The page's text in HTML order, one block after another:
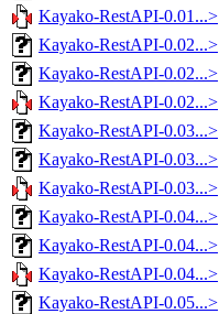
Kayako-RestAPI-0.01...>
Kayako-RestAPI-0.02...>
Kayako-RestAPI-0.02...>
Kayako-RestAPI-0.02...>
Kayako-RestAPI-0.03...>
Kayako-RestAPI-0.03...>
Kayako-RestAPI-0.03...>
Kayako-RestAPI-0.04...>
Kayako-RestAPI-0.04...>
Kayako-RestAPI-0.04...>
Kayako-RestAPI-0.05...>